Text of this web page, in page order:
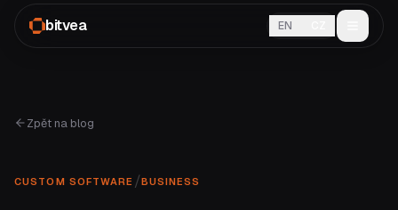
bitvea EN
Zpět na blog
CUSTOM SOFTWARE /BUSINESS